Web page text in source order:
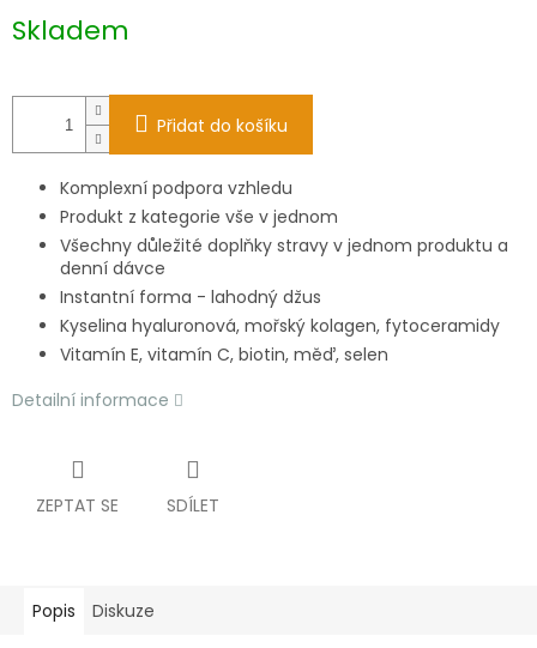
cena:
Skladem
Přidat do košíku
Komplexní podpora vzhledu
Produkt z kategorie vše v jednom
Všechny důležité doplňky stravy v jednom produktu a
denní dávce
Instantní forma - lahodný džus
Kyselina hyaluronová, mořský kolagen, fytoceramidy
Vitamín E, vitamín C, biotin, měď, selen
Detailní informace
ZEPTAT SE SDÍLET
Popis Diskuze